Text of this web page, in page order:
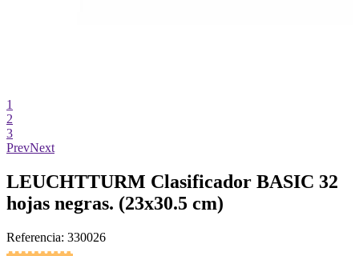
1
2
3
PrevNext
LEUCHTTURM Clasificador BASIC 32
hojas negras. (23x30.5 cm)
Referencia: 330026